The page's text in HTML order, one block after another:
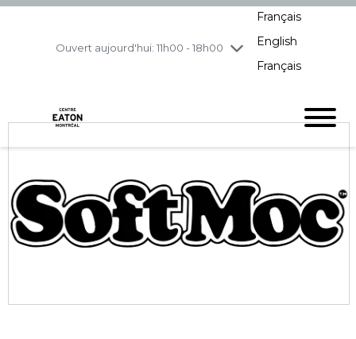
Ouvert aujourd'hui: 11h00 - 18h00
vendredi7/31
10h00 - 21h00
Français
English
Français